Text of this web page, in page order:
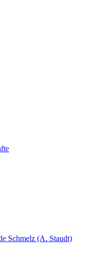
Schmelz (A. Staudt)